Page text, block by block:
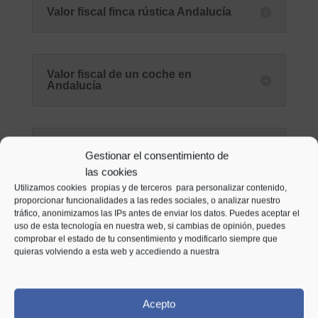
Gestionar el consentimiento de
las cookies
Utilizamos cookies propias y de terceros para personalizar contenido,
proporcionar funcionalidades a las redes sociales, o analizar nuestro
tráfico, anonimizamos las IPs antes de enviar los datos. Puedes aceptar el
uso de esta tecnología en nuestra web, si cambias de opinión, puedes
comprobar el estado de tu consentimiento y modificarlo siempre que
quieras volviendo a esta web y accediendo a nuestra
Acepto
Valor fiscal finca rústica Andalucía
Valor fiscal de un coche en
Andalucía
Andalucía
Valor fiscal de una embarcación en
Andalucía
CALCULAR VALOR